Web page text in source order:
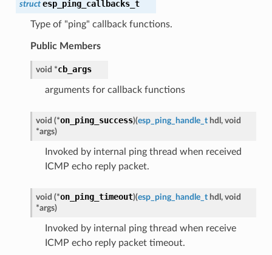
struct esp_ping_callbacks_t
Type of "ping" callback functions.
Public Members
void *cb_args
arguments for callback functions
void (*on_ping_success)(esp_ping_handle_t hdl , void
*args)
Invoked by internal ping thread when received
ICMP echo reply packet.
void (*on_ping_timeout)(esp_ping_handle_t hdl , void
*args)
Invoked by internal ping thread when receive
ICMP echo reply packet timeout.